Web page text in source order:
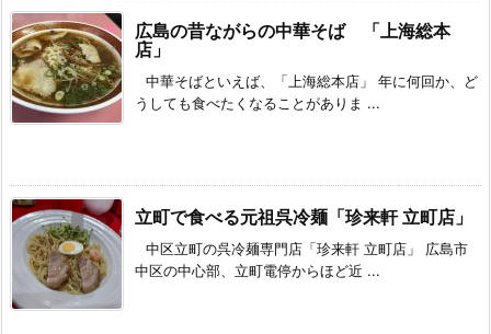
広島の昔ながらの中華そば 「上海総本
店」
中華そばといえば、「上海総本店」 年に何回か、ど
うしても食べたくなることがありま ...
立町で食べる元祖呉冷麺「珍来軒 立町店」
中区立町の呉冷麺専門店「珍来軒 立町店」 広島市
中区の中心部、立町電停からほど近 ...